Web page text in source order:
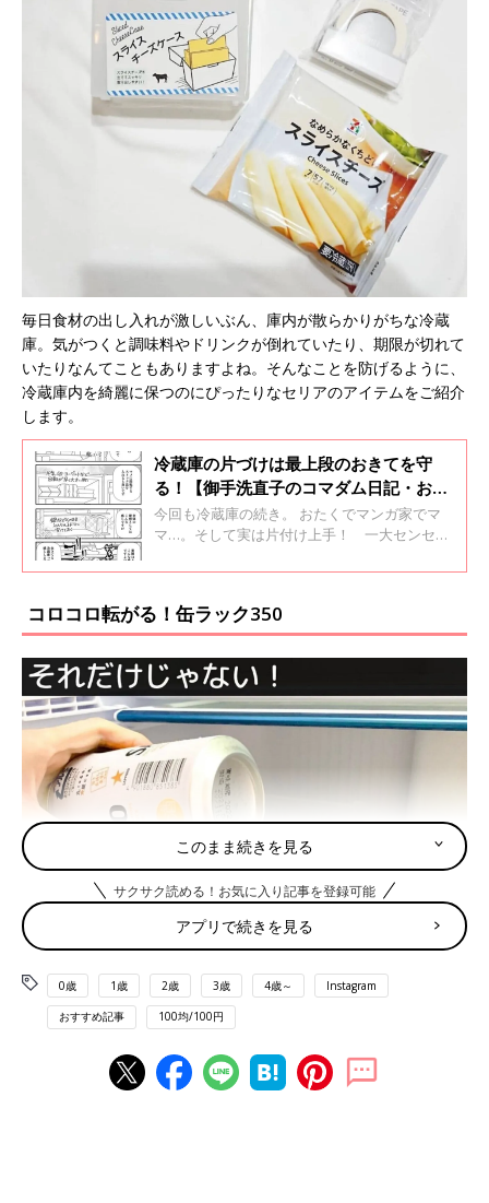
毎日食材の出し入れが激しいぶん、庫内が散らかりがちな冷蔵
庫。気がつくと調味料やドリンクが倒れていたり、期限が切れて
いたりなんてこともありますよね。そんなことを防げるように、
冷蔵庫内を綺麗に保つのにぴったりなセリアのアイテムをご紹介
します。
冷蔵庫の片づけは最上段のおきてを守
る！【御手洗直子のコマダム日記・お片
付け編】
今回も冷蔵庫の続き。 おたくでマンガ家でマ
マ…。そして実は片付け上手！ 一大センセー
御手洗直子さんが結婚して2児の姉妹の母に。
「つっこみが止まらないコマダム日記・お片付
け編」#13
コロコロ転がる！缶ラック350
このまま続きを見る
サクサク読める！お気に入り記事を登録可能
アプリで続きを見る
0歳 1歳 2歳 3歳 4歳～ Instagram
おすすめ記事 100均/100円